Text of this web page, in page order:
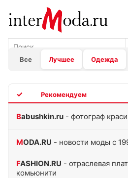
Все Лучшее Одежда
Babushkin.ru - фотограф
MODA.RU - новости моды с
FASHION.RU - отраслевая
комьюнити